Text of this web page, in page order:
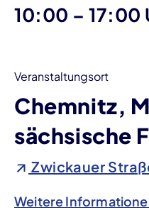
10:00 – bis
17:00
Veranstaltungsort
Chemnitz,
sächsische
Zwickauer
Weitere